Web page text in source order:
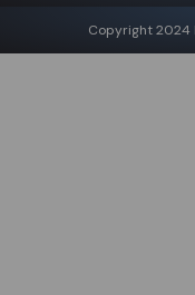
Copyright 2024